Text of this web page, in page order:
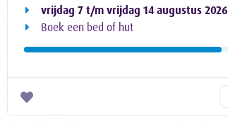
vrijdag 7 t/m vrijdag 14 augustus 2026
Boek een bed of hut